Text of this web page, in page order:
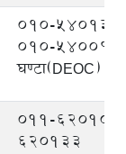
०१०-५४०१३१
०१०-
घण्टा(DEOC)
011-
620133